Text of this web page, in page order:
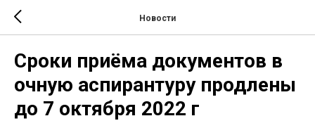
Новости
Сроки приёма документов в
очную аспирантуру продлены
до 7 октября 2022 г